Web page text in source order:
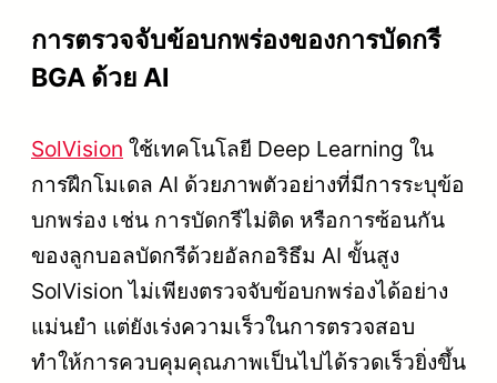
การตรวจจับข้อบกพร่องของการบัดกรี
BGA ด้วย AI
SolVision ใช้เทคโนโลยี Deep Learning ใน
การฝึกโมเดล AI ด้วยภาพตัวอย่างที่มีการระบุข้อ
บกพร่อง เช่น การบัดกรีไม่ติด หรือการซ้อนกัน
ของลูกบอลบัดกรีด้วยอัลกอริธึม AI ขั้นสูง
SolVision ไม่เพียงตรวจจับข้อบกพร่องได้อย่าง
แม่นยำ แต่ยังเร่งความเร็วในการตรวจสอบ
ทำให้การควบคุมคุณภาพเป็นไปได้รวดเร็วยิ่งขึ้น